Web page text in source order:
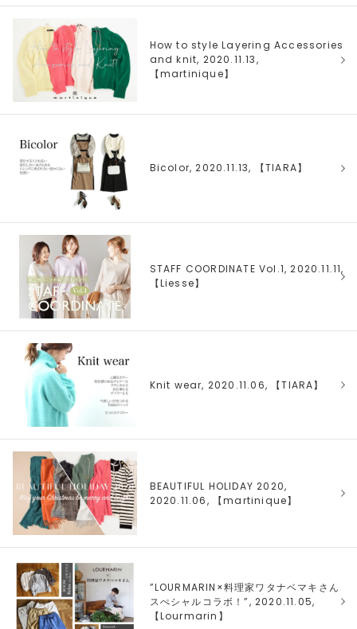
How to style Layering Accessories
and knit, 2020.11.13,
【martinique】
Bicolor, 2020.11.13, 【TIARA】
STAFF COORDINATE Vol.1, 2020.11.11,
【Liesse】
Knit wear, 2020.11.06, 【TIARA】
BEAUTIFUL HOLIDAY 2020,
2020.11.06, 【martinique】
”LOURMARIN×料理家ワタナベマキさん
スぺシャルコラボ！”, 2020.11.05,
【Lourmarin 】